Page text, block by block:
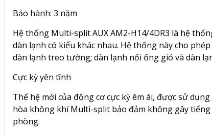
Bảo hành: 3 năm
Hệ thống Multi-split AUX AM2-H14/4DR3 là hệ
dàn lạnh có kiểu khác nhau. Hệ thống này cho
dàn lạnh treo tường; dàn lạnh nối ống gió và dàn
Cực kỳ yên tĩnh
Thế hệ mới của động cơ cực kỳ êm ái, được sử
hòa không khí Multi-split bảo đảm không gây
phòng.